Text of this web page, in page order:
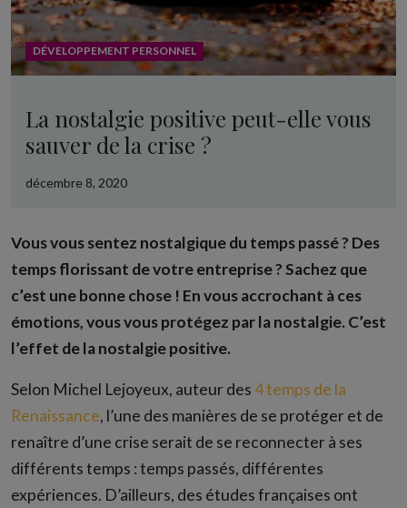
DÉVELOPPEMENT PERSONNEL
La nostalgie positive peut-elle vous
sauver de la crise ?
décembre 8, 2020
Vous vous sentez nostalgique du temps passé ? Des
temps florissant de votre entreprise ? Sachez que
c’est une bonne chose ! En vous accrochant à ces
émotions, vous vous protégez par la nostalgie. C’est
l’effet de la nostalgie positive.
Selon Michel Lejoyeux, auteur des 4 temps de la
Renaissance, l’une des manières de se protéger et de
renaître d’une crise serait de se reconnecter à ses
différents temps : temps passés, différentes
expériences. D’ailleurs, des études françaises ont